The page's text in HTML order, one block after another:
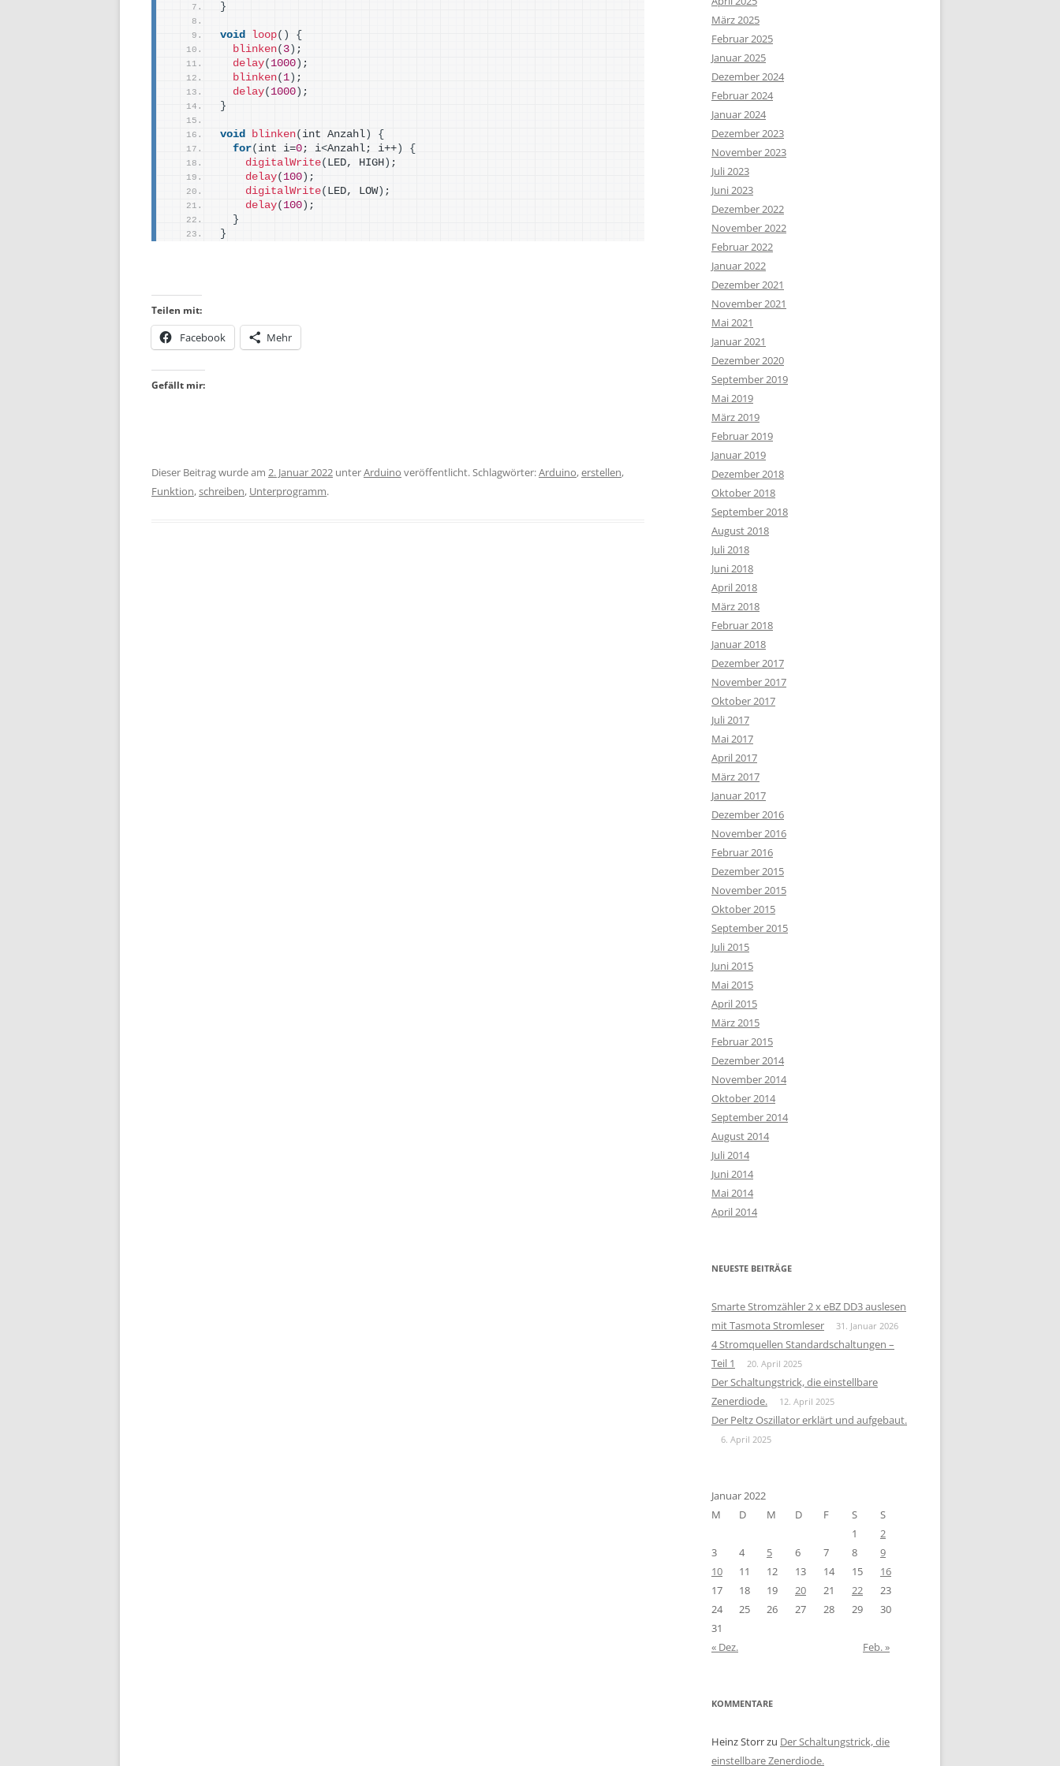
}
void loop()
{
blinken( 3 ) ;
delay( 1000 ) ;
blinken( 1 ) ;
delay( 1000 ) ;
}
void blinken( int Anzahl )
{
for( int i=0; i<Anzahl; i++ )
{
digitalWrite( LED, HIGH ) ;
delay( 100 ) ;
digitalWrite( LED, LOW) ;
delay( 100 ) ;
}
}
Teilen mit:
Facebook Mehr
Gefällt mir:
Dieser Beitrag wurde am 2. Januar 2022 unterArduino veröffentlicht. Schlagwörter:Arduino,erstellen,
Funktion,schreiben, Unterprogramm.
März 2025
Februar 2025
Januar 2025
Dezember 2024
Februar 2024
Januar 2024
Dezember 2023
November 2023
Juli 2023
Juni 2023
Dezember 2022
November 2022
Februar 2022
Januar 2022
Dezember 2021
November 2021
Mai 2021
Januar 2021
Dezember 2020
September 2019
Mai 2019
März 2019
Februar 2019
Januar 2019
Dezember 2018
Oktober 2018
September 2018
August 2018
Juli 2018
Juni 2018
April 2018
März 2018
Februar 2018
Januar 2018
Dezember 2017
November 2017
Oktober 2017
Juli 2017
Mai 2017
April 2017
März 2017
Januar 2017
Dezember 2016
November 2016
Februar 2016
Dezember 2015
November 2015
Oktober 2015
September 2015
Juli 2015
Juni 2015
Mai 2015
April 2015
März 2015
Februar 2015
Dezember 2014
November 2014
Oktober 2014
September 2014
August 2014
Juli 2014
Juni 2014
Mai 2014
April 2014
NEUESTE BEITRÄGE
Smarte Stromzähler 2 x eBZ DD3 auslesen
mit Tasmota Stromleser
31. Januar 2026
4 Stromquellen Standardschaltungen –
Teil 1
20. April 2025
Der Schaltungstrick, die einstellbare
Zenerdiode.
12. April 2025
Der Peltz Oszillator erklärt und aufgebaut.
6. April 2025
Januar 2022
M
D M D F S
S
1
2
3
4 5 6 7 8
9
10
11 12 13 14 15
16
17
18 19 20 21 22
23
24
25 26 27 28 29
30
31
« Dez.
Feb. »
KOMMENTARE
Heinz Storrzu Der Schaltungstrick, die
einstellbare Zenerdiode.